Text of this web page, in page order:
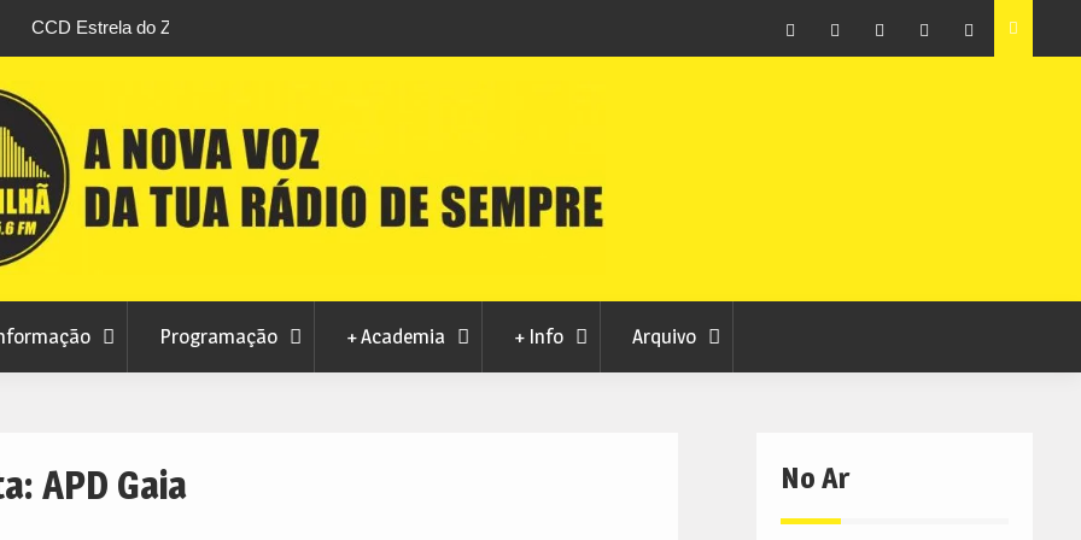
da
levou milhares de visitantes a Penamacor
Covilhã avança com a desmaterialização do Arquivo
Municipal
Programação + Academia + Info Arquivo
APD Gaia No Ar